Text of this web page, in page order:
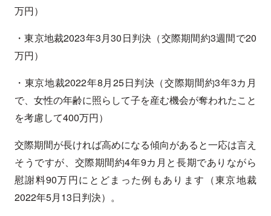
万円）
・東京地裁2023年3月30日判決（交際期間約3週間で20
万円）
・東京地裁2022年8月25日判決（交際期間約3年3カ月
で、女性の年齢に照らして子を産む機会が奪われたこと
を考慮して400万円）
交際期間が長ければ高めになる傾向があると一応は言え
そうですが、交際期間約4年9カ月と長期でありながら
慰謝料90万円にとどまった例もあります（東京地裁
2022年5月13日判決）。